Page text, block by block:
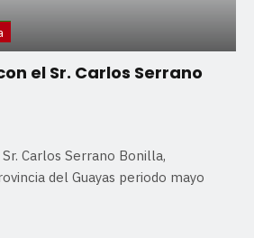
el Sr. Carlos Serrano
Carlos Serrano Bonilla,
del Guayas periodo mayo